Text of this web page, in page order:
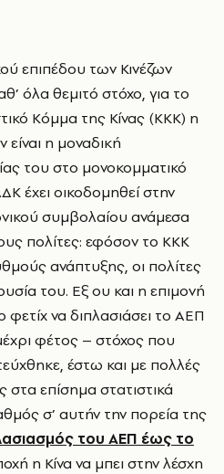
επιπέδου των Κινέζων
όλα θεμιτό στόχο, για το
Κόμμα της Κίνας (ΚΚΚ) η
η μοναδική
του στο μονοκομματικό
έχει οικοδομηθεί στην
συμβολαίου ανάμεσα
πολίτες: εφόσον το ΚΚΚ
ανάπτυξης, οι πολίτες
του. Εξ ου και η επιμονή
φετίχ να διπλασιάσει το ΑΕΠ
φέτος – στόχος που
έστω και με πολλές
στα επίσημα στατιστικά
σ’ αυτήν την πορεία της
του ΑΕΠ έως το
η Κίνα να μπει στην λέσχη